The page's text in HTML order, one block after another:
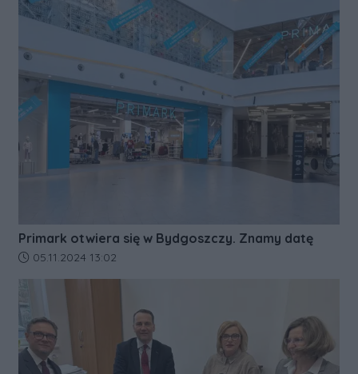
Primark otwiera się w Bydgoszczy. Znamy datę
Data dodania artykułu:
05.11.2024 13:02